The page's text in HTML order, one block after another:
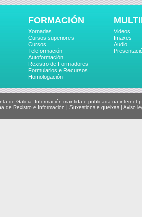
FORMACIÓN
Xornadas
Cursos superiores
Cursos
Teleformación
Autoformación
Rexistro de Formadores
Formularios e Recursos
Homologación
Videos
Imaxes
Audio
de Galicia. Información mantida e publicada na internet
de Rexistro e Información | Suxestións e queixas | Aviso